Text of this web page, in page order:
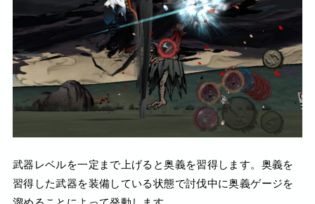
武器レベルを一定まで上げると奥義を習得します。奥義を
習得した武器を装備している状態で討伐中に奥義ゲージを